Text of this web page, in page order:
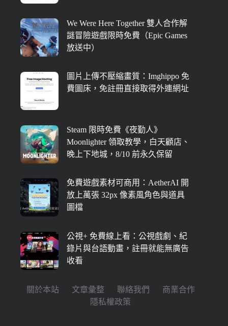
We Were Here Together 雙人合作解
謎冒險遊戲限時免費（Epic Games
放送中）
圖片上傳不壓縮畫質：Imghippo 免
費圖床，免註冊直接取得外連網址
Steam 限時免費《夜勤人》
Moonlighter 領取教學，白天顧店、
晚上下地城，8/10 前永久保留
免費遊戲素材可商用：AetherAI 開
放上萬張 32px 像素風角色與道具
圖檔
公視+ 免費線上看：公視戲劇、紀
錄片與台語動畫，註冊就能無廣告
收看
關於本站 文章彙整 聯絡我們
商業合作
隱私權政策